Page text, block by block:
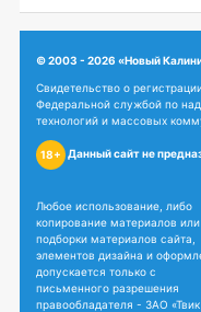
© 2003 - 2026 «Новый
Свидетельство о
Федеральной службой по
технологий и массовых
18+ Данный сайт не
Любое использование, либо
копирование материалов или
подборки материалов сайта,
элементов дизайна и
допускается только с
письменного разрешения
правообладателя - ЗАО «Твик